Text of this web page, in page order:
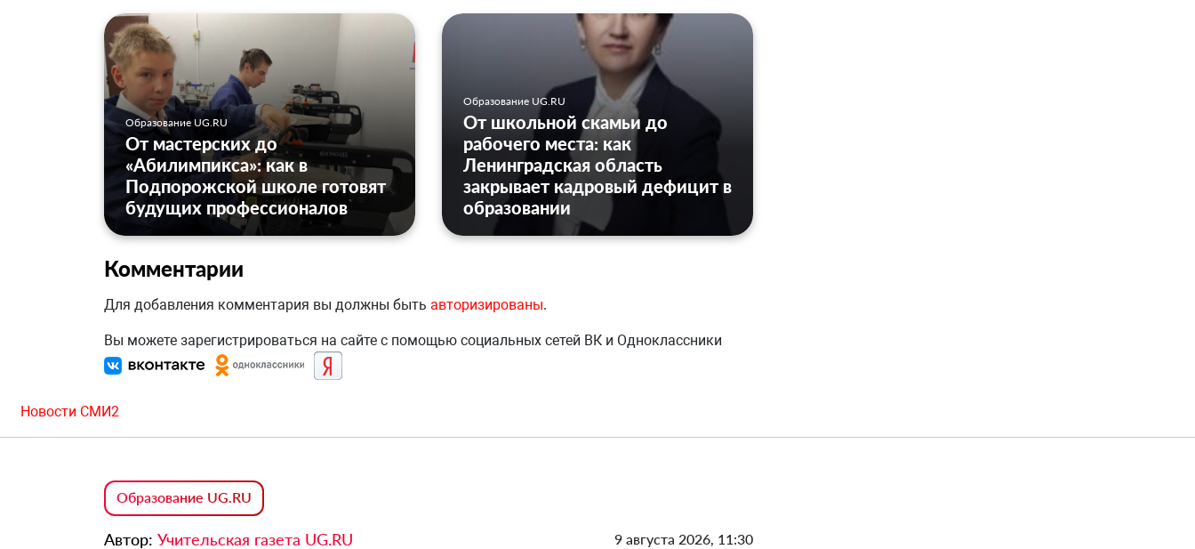
Образование UG.RU
От мастерских до
«Абилимпикса»: как в
Подпорожской школе готовят
будущих профессионалов
Образование UG.RU
От школьной скамьи до
рабочего места: как
Ленинградская область
закрывает кадровый дефицит в
образовании
Комментарии
Для добавления комментария вы должны быть авторизированы.
Вы можете зарегистрироваться на сайте с помощью социальных сетей ВК и Одноклассники
Новости СМИ2
Образование UG.RU
Автор: Учительская газета UG.RU 9 августа 2026, 11:30